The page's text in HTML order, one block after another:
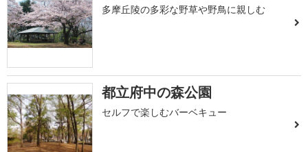
多摩丘陵の多彩な野草や野鳥に親しむ
都立府中の森公園
セルフで楽しむバーベキュー